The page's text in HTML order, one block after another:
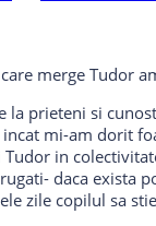
merge Tudor
la prieteni si
mi-am dorit
in
daca exista
zile copilul sa